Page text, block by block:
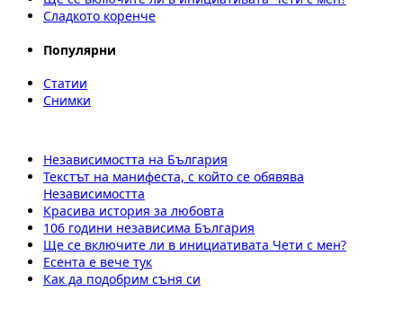
Сладкото коренче
Популярни
Статии
Снимки
Независимостта на България
Текстът на манифеста, с който се обявява
Независимостта
Красива история за любовта
106 години независима България
Ще се включите ли в инициативата Чети с мен?
Есента е вече тук
Как да подобрим съня си